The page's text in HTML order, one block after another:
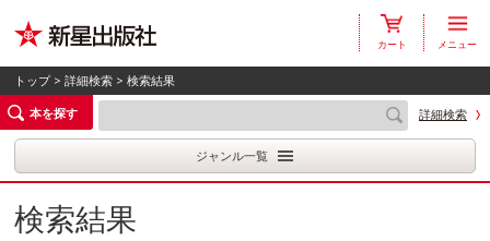
カート メニュー
トップ>詳細検索 > 検索結果
本を探す
詳細検索
ジャンル一覧
検索結果